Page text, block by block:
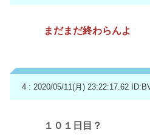
まだまだ終わらんよ
4 : 2020/05/11(月) 23:22:17.62
１０１日目？